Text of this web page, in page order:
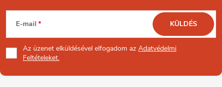
L
á
b
E-mail
Az üzenet elküldésével elfogadom az Adatvédelmi
Feltételeket.
KÜLDÉS